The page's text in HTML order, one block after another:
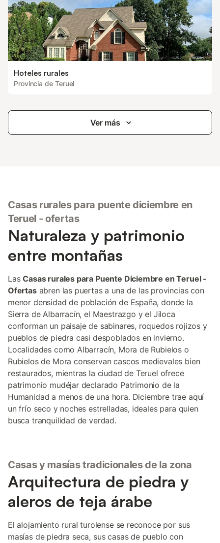
Hoteles rurales
Provincia de Teruel
Ver más
Casas rurales para puente diciembre en
Teruel - ofertas
Naturaleza y patrimonio
entre montañas
LasCasas rurales para Puente Diciembre en Teruel -
Ofertasabren las puertas a una de las provincias con
menor densidad de población de España, donde la
Sierra de Albarracín, el Maestrazgo y el Jiloca
conforman un paisaje de sabinares, roquedos rojizos y
pueblos de piedra casi despoblados en invierno.
Localidades como Albarracín, Mora de Rubielos o
Rubielos de Mora conservan cascos medievales bien
restaurados, mientras la ciudad de Teruel ofrece
patrimonio mudéjar declarado Patrimonio de la
Humanidad a menos de una hora. Diciembre trae aquí
un frío seco y noches estrelladas, ideales para quien
busca tranquilidad de verdad.
Casas y masías tradicionales de la zona
Arquitectura de piedra y
aleros de teja árabe
El alojamiento rural turolense se reconoce por sus
masías de piedra seca, sus casas de pueblo con